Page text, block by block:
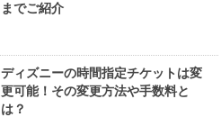
までご紹介
ディズニーの時間指定チケットは変
更可能！その変更方法や手数料と
は？